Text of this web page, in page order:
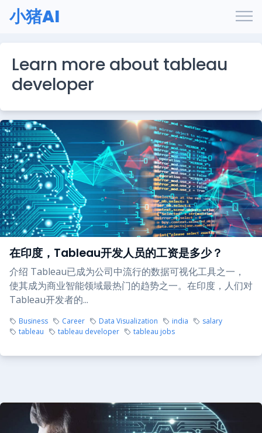
小猪AI
Learn more about tableau
developer
在印度，Tableau开发人员的工资是多少？
介绍 Tableau已成为公司中流行的数据可视化工具之一，
使其成为商业智能领域最热门的趋势之一。在印度，人们对
Tableau开发者的...
Business Career Data Visualization india
salary
tableau
tableau developer tableau jobs